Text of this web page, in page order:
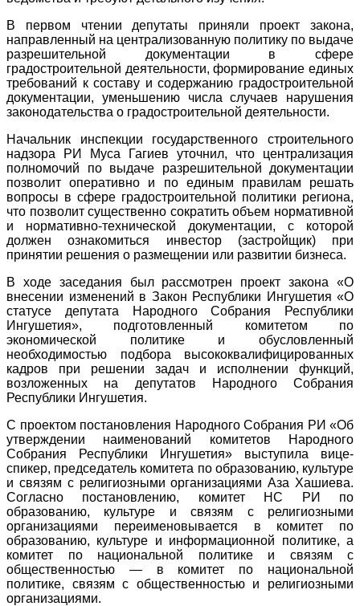
В первом чтении депутаты приняли проект закона,
направленный на централизованную политику по выдаче
разрешительной документации в сфере
градостроительной деятельности, формирование единых
требований к составу и содержанию градостроительной
документации, уменьшению числа случаев нарушения
законодательства о градостроительной деятельности.
Начальник инспекции государственного строительного
надзора РИ Муса Гагиев уточнил, что централизация
полномочий по выдаче разрешительной документации
позволит оперативно и по единым правилам решать
вопросы в сфере градостроительной политики региона,
что позволит существенно сократить объем нормативной
и нормативно-технической документации, с которой
должен ознакомиться инвестор (застройщик) при
принятии решения о размещении или развитии бизнеса.
В ходе заседания был рассмотрен проект закона «О
внесении изменений в Закон Республики Ингушетия «О
статусе депутата Народного Собрания Республики
Ингушетия», подготовленный комитетом по
экономической политике и обусловленный
необходимостью подбора высококвалифицированных
кадров при решении задач и исполнении функций,
возложенных на депутатов Народного Собрания
Республики Ингушетия.
С проектом постановления Народного Собрания РИ «Об
утверждении наименований комитетов Народного
Собрания Республики Ингушетия» выступила вице-
спикер, председатель комитета по образованию, культуре
и связям с религиозными организациями Аза Хашиева.
Согласно постановлению, комитет НС РИ по
образованию, культуре и связям с религиозными
организациями переименовывается в комитет по
образованию, культуре и информационной политике, а
комитет по национальной политике и связям с
общественностью — в комитет по национальной
политике, связям с общественностью и религиозными
организациями.